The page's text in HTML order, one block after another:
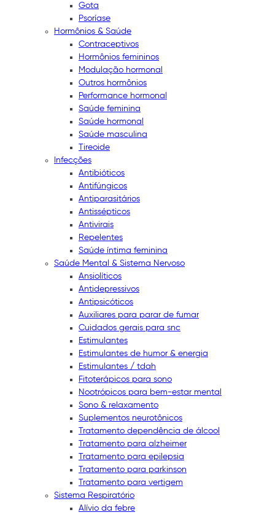
Gota
Psoríase
Hormônios & Saúde
Contraceptivos
Hormônios femininos
Modulação hormonal
Outros hormônios
Performance hormonal
Saúde feminina
Saúde hormonal
Saúde masculina
Tireoide
Infecções
Antibióticos
Antifúngicos
Antiparasitários
Antissépticos
Antivirais
Repelentes
Saúde íntima feminina
Saúde Mental & Sistema Nervoso
Ansiolíticos
Antidepressivos
Antipsicóticos
Auxiliares para parar de fumar
Cuidados gerais para snc
Estimulantes
Estimulantes de humor & energia
Estimulantes / tdah
Fitoterápicos para sono
Nootrópicos para bem-estar mental
Sono & relaxamento
Suplementos neurotônicos
Tratamento dependência de álcool
Tratamento para alzheimer
Tratamento para epilepsia
Tratamento para parkinson
Tratamento para vertigem
Sistema Respiratório
Alívio da febre